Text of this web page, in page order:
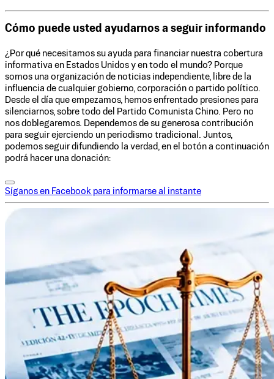
Cómo puede usted ayudarnos a seguir informando
¿Por qué necesitamos su ayuda para financiar nuestra cobertura
informativa en Estados Unidos y en todo el mundo? Porque
somos una organización de noticias independiente, libre de la
influencia de cualquier gobierno, corporación o partido político.
Desde el día que empezamos, hemos enfrentado presiones para
silenciarnos, sobre todo del Partido Comunista Chino. Pero no
nos doblegaremos. Dependemos de su generosa contribución
para seguir ejerciendo un periodismo tradicional. Juntos,
podemos seguir difundiendo la verdad, en el botón a continuación
podrá hacer una donación:
Síganos en Facebook para informarse al instante